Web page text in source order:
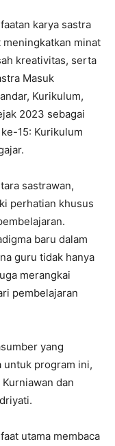
karya sastra
minat
kreativitas, serta
Masuk
Kurikulum,
2023 sebagai
15: Kurikulum
sastrawan,
perhatian khusus
baru dalam
guru tidak hanya
merangkai
pembelajaran
yang
untuk program ini,
dan
utama membaca